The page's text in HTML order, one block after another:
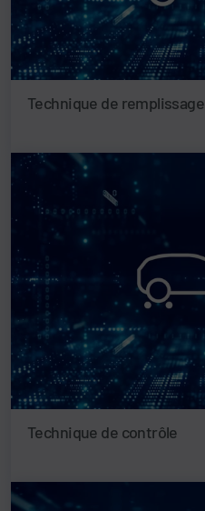
Technique de remplissage
Technique de contrôle